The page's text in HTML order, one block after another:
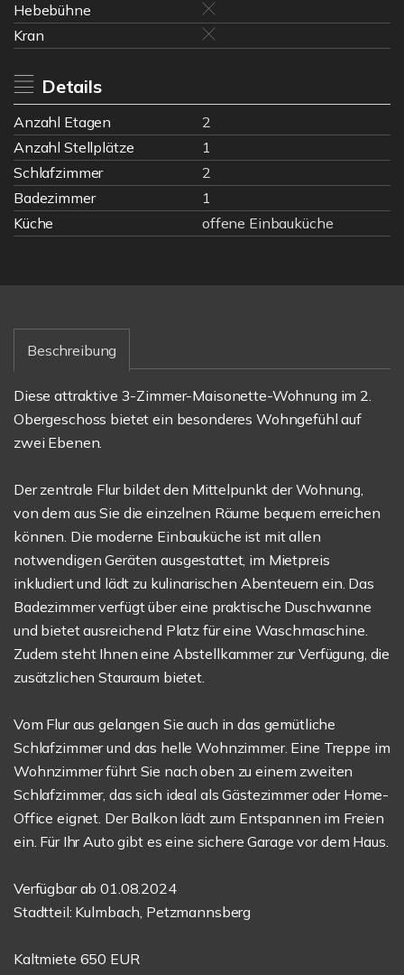
Hebebühne
Kran
Details
Anzahl Etagen
2
Anzahl Stellplätze
1
Schlafzimmer
2
Badezimmer
1
Küche
offene Einbauküche
Beschreibung
Diese attraktive 3-Zimmer-Maisonette-Wohnung im 2.
Obergeschoss bietet ein besonderes Wohngefühl auf
zwei Ebenen.
Der zentrale Flur bildet den Mittelpunkt der Wohnung,
von dem aus Sie die einzelnen Räume bequem erreichen
können. Die moderne Einbauküche ist mit allen
notwendigen Geräten ausgestattet, im Mietpreis
inkludiert und lädt zu kulinarischen Abenteuern ein. Das
Badezimmer verfügt über eine praktische Duschwanne
und bietet ausreichend Platz für eine Waschmaschine.
Zudem steht Ihnen eine Abstellkammer zur Verfügung, die
zusätzlichen Stauraum bietet.
Vom Flur aus gelangen Sie auch in das gemütliche
Schlafzimmer und das helle Wohnzimmer. Eine Treppe im
Wohnzimmer führt Sie nach oben zu einem zweiten
Schlafzimmer, das sich ideal als Gästezimmer oder Home-
Office eignet. Der Balkon lädt zum Entspannen im Freien
ein. Für Ihr Auto gibt es eine sichere Garage vor dem Haus.
Verfügbar ab 01.08.2024
Stadtteil: Kulmbach, Petzmannsberg
Kaltmiete 650 EUR